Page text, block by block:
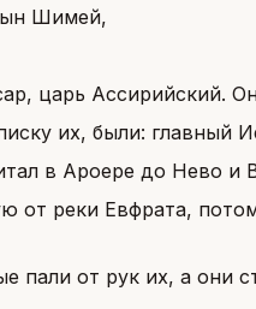
Шимей,
царь Ассирийский.
их, были: главный
в Ароере до Нево и
от реки Евфрата,
пали от рук их, а они